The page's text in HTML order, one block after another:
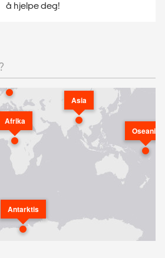
å hjelpe deg!
Afrika
Antarktis
Asia
Europa
Oseania